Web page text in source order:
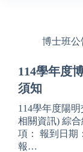
博士班公
114學年度
須知
114學年度陽
相關資訊) 綜
項： 報到日期
報…